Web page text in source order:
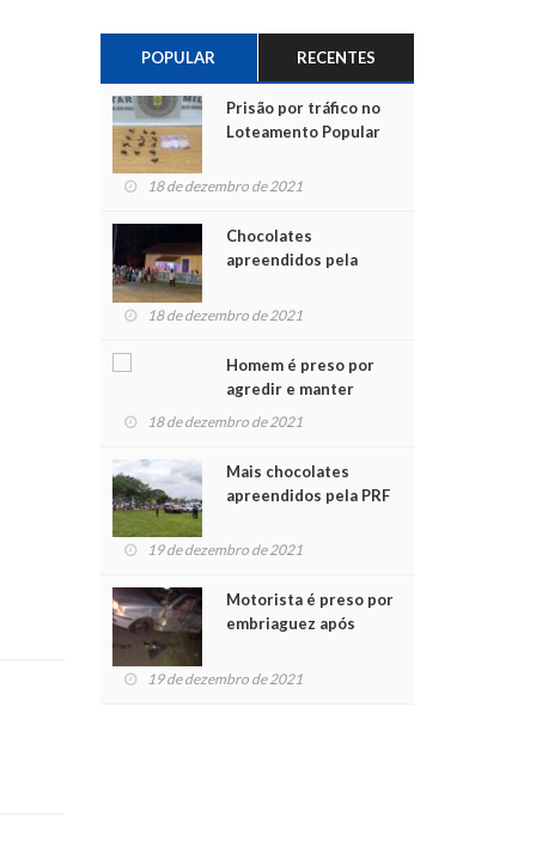
POPULAR RECENTES
Prisão por tráfico no
Loteamento Popular
18 de dezembro de 2021
Chocolates
apreendidos pela
para crianças na
18 de dezembro de 2021
Homem é preso por
agredir e manter
mulher em cárcere
18 de dezembro de 2021
Mais chocolates
apreendidos pela PRF
crianças no Natal
19 de dezembro de 2021
Motorista é preso por
embriaguez após
feridos
19 de dezembro de 2021